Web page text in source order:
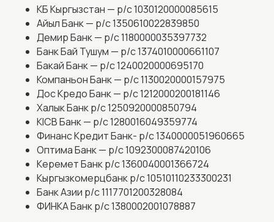
КБ Кыргызстан — р/с 1030120000085615
Айыл Банк — р/с 1350610022839850
Демир Банк — р/с 1180000035397732
Банк Бай Тушум — р/с 1374010000661107
Бакай Банк — р/с 1240020000695170
Компаньон Банк — р/с 1130020000157975
Дос Кредо Банк — р/с 1212000200181146
Халык Банк р/c 1250920000850794
KICB Банк — р/с 1280016049359774
Финанс Кредит Банк- р/с 1340000051960665
Оптима Банк — р/с 1092300087420106
Керемет Банк р/c 1360040001366724
Кыргызкомерцбанк р/с 10510110233300231
Банк Азии р/c 1117701200328084
ФИНКА Банк р/c 1380002001078887